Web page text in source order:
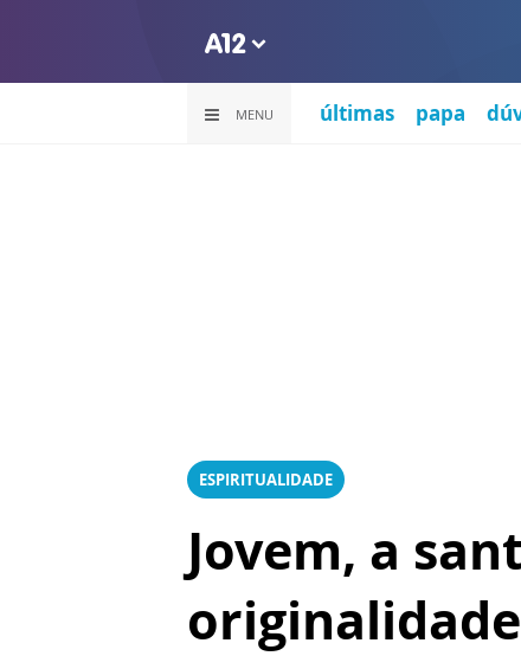
MENU últimas papa
ESPIRITUALIDADE
Jovem, a
originalidade